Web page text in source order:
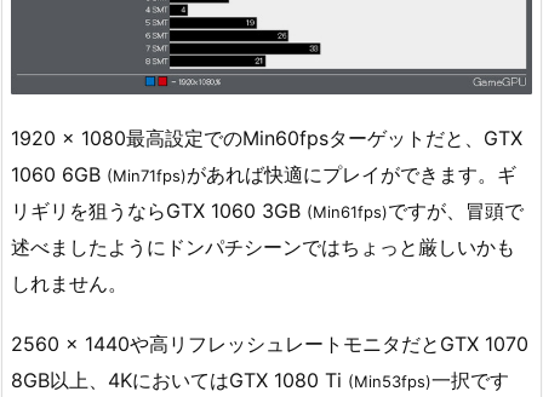
1920 x 1080最高設定でのMin60fpsターゲットだと、GTX
1060 6GB (Min71fps)があれば快適にプレイができます。ギ
リギリを狙うならGTX 1060 3GB (Min61fps)ですが、冒頭で
述べましたようにドンパチシーンではちょっと厳しいかも
しれません。
2560 x 1440や高リフレッシュレートモニタだとGTX 1070
8GB以上、4KにおいてはGTX 1080 Ti (Min53fps)一択です